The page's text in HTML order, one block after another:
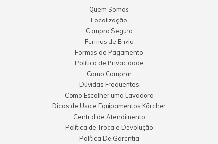
Quem Somos
Localização
Compra Segura
Formas de Envio
Formas de Pagamento
Política de Privacidade
Como Comprar
Dúvidas Frequentes
Como Escolher uma Lavadora
Dicas de Uso e Equipamentos Kärcher
Central de Atendimento
Política de Troca e Devolução
Política De Garantia